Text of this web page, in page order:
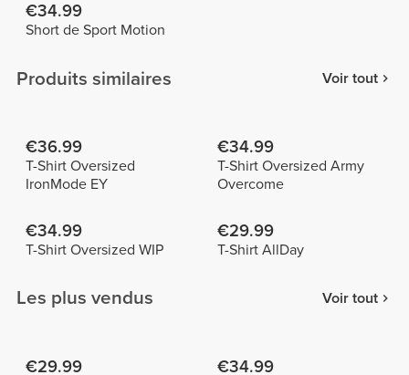
€34.99
Short de Sport Motion
Produits similaires Voir tout
€36.99
T-Shirt Oversized
IronMode EY
€34.99
T-Shirt Oversized Army
Overcome
€34.99
T-Shirt Oversized WIP
€29.99
T-Shirt AllDay
Les plus vendus Voir tout
€29.99 €34.99